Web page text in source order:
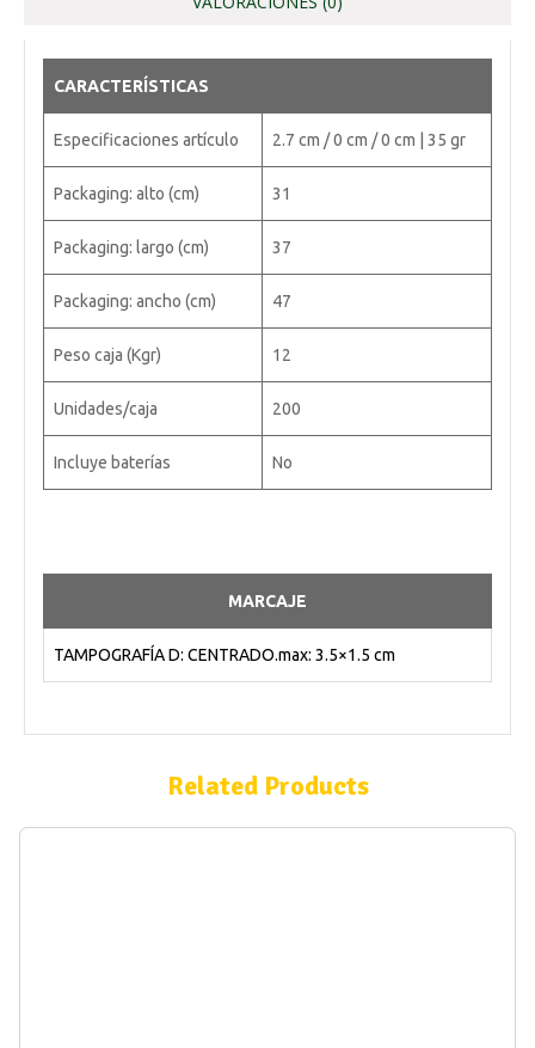
CARACTERÍSTICAS
Especificaciones artículo 2.7 cm / 0 cm / 0 cm | 35 gr
Packaging: alto (cm) 31
Packaging: largo (cm) 37
Packaging: ancho (cm) 47
Peso caja (Kgr) 12
Unidades/caja 200
Incluye baterías No
MARCAJE
TAMPOGRAFÍA D: CENTRADO.max: 3.5×1.5 cm
Related Products